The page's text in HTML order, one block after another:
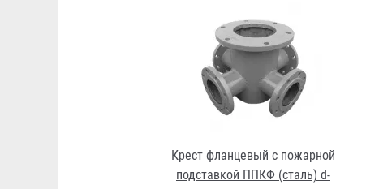
Крест фланцевый с пожарной
подставкой ППКФ (сталь) d-